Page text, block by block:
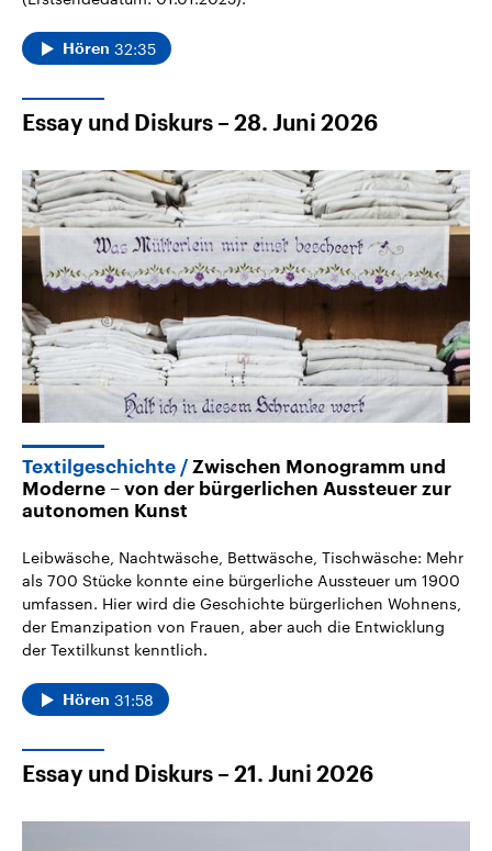
Hören 32:35
Essay und Diskurs – 28. Juni 2026
Textilgeschichte
Zwischen Monogramm und
Moderne – von der bürgerlichen Aussteuer zur
autonomen Kunst
Leibwäsche, Nachtwäsche, Bettwäsche, Tischwäsche: Mehr
als 700 Stücke konnte eine bürgerliche Aussteuer um 1900
umfassen. Hier wird die Geschichte bürgerlichen Wohnens,
der Emanzipation von Frauen, aber auch die Entwicklung
der Textilkunst kenntlich.
Hören 31:58
Essay und Diskurs – 21. Juni 2026